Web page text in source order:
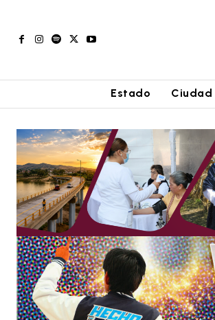
Estado Ciudad